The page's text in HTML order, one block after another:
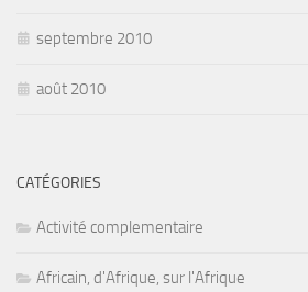
septembre 2010
août 2010
CATÉGORIES
Activité complementaire
Africain, d'Afrique, sur l'Afrique